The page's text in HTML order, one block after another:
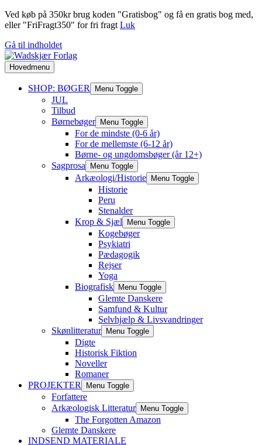
Ved køb på 350kr brug koden "Gratisbog" og få en gratis bog med,
eller "FriFragt350" for fri fragt Luk
Gå til indholdet
Hovedmenu
SHOP: BØGER Menu Toggle
JUL
Tilbud
Børnebøger
Menu Toggle
For de mindste (0-6 år)
For de mellemste (6-12 år)
Børne- og ungdomsbøger (år 12+)
Sagprosa
Menu Toggle
Arkæologi/Historie Menu Toggle
Historie
Peru
Stenalder
Krop & Sjæl
Menu Toggle
Kogebøger
Psykiatri
Pædagogik
Rejser
Yoga
Biografisk
Menu Toggle
Glemte Danskere
Samfund & Kultur
Selvhjælp & Livsvandringer
Skønlitteratur
Menu Toggle
Digte
Historisk Fiktion
Noveller
Romaner
PROJEKTER
Menu Toggle
Forfattere
Arkæologisk Litteratur
Menu Toggle
The Forgotten Amazon
Glemte Danskere
INDSEND MATERIALE